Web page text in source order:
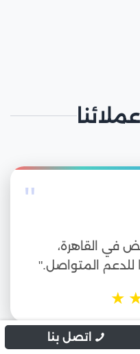
"
في القاهرة،
للدعم المتواصل."
★
اتصل بنا